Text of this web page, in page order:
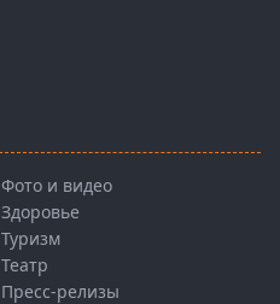
Фото и видео
Здоровье
Туризм
Театр
Пресс-релизы